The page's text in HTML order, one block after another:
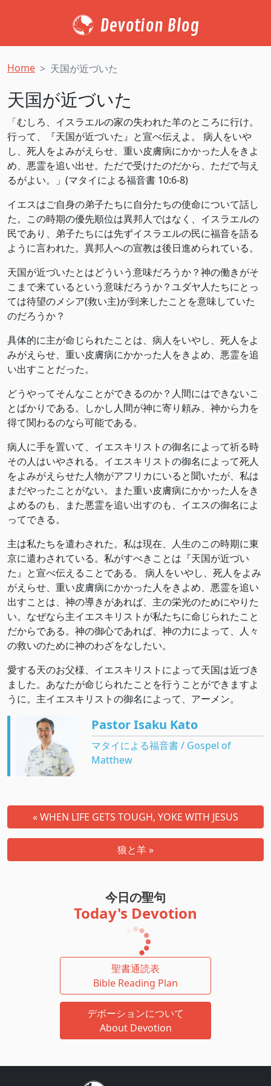
Devotion Blog
Home 天国が近づいた
天国が近づいた
「むしろ、イスラエルの家の失われた羊のところに行け。
行って、『天国が近づいた』と宣べ伝えよ。 病人をいや
し、死人をよみがえらせ、重い皮膚病にかかった人をきよ
め、悪霊を追い出せ。ただで受けたのだから、ただで与え
るがよい。」(マタイによる福音書‬ ‭10‬:‭6‬-‭8‬)
イエスはご自身の弟子たちに自分たちの使命について話し
た。この時期の優先順位は異邦人ではなく、イスラエルの
民であり、弟子たちには先ずイスラエルの民に福音を語る
ように言われた。異邦人への宣教は後日進められている。
天国が近づいたとはどういう意味だろうか？神の働きがそ
こまで来ているという意味だろうか？ユダヤ人たちにとっ
ては待望のメシア(救い主)が到来したことを意味していた
のだろうか？
具体的に主が命じられたことは、病人をいやし、死人をよ
みがえらせ、重い皮膚病にかかった人をきよめ、悪霊を追
い出すことだった。
どうやってそんなことができるのか？人間にはできないこ
とばかりである。しかし人間が神に寄り頼み、神から力を
得て関わるのなら可能である。
病人に手を置いて、イエスキリストの御名によって祈る時
その人はいやされる。イエスキリストの御名によって死人
をよみがえらせた人物がアフリカにいると聞いたが、私は
まだやったことがない。また重い皮膚病にかかった人をき
よめるのも、また悪霊を追い出すのも、イエスの御名によ
ってできる。
主は私たちを遣わされた。私は現在、人生のこの時期に東
京に遣わされている。私がすべきことは『天国が近づい
た』と宣べ伝えることである。 病人をいやし、死人をよみ
がえらせ、重い皮膚病にかかった人をきよめ、悪霊を追い
出すことは、神の導きがあれば、主の栄光のためにやりた
い。なぜなら主イエスキリストが私たちに命じられたこと
だからである。神の御心であれば、神の力によって、人々
の救いのために神のわざをなしたい。
愛する天のお父様、イエスキリストによって天国は近づき
ました。あなたが命じられたことを行うことができますよ
うに。主イエスキリストの御名によって、アーメン。
Pastor Isaku Kato
マタイによる福音書 / Gospel of
Matthew
« WHEN LIFE GETS TOUGH, YOKE WITH JESUS
狼と羊 »
今日の聖句
Today's Devotion
聖書通読表
Bible Reading Plan
デボーションについて
About Devotion